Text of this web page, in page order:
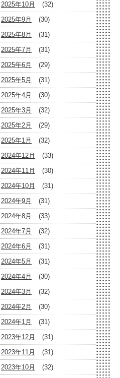
2025年10月
(32)
2025年9月
(30)
2025年8月
(31)
2025年7月
(31)
2025年6月
(29)
2025年5月
(31)
2025年4月
(30)
2025年3月
(32)
2025年2月
(29)
2025年1月
(32)
2024年12月
(33)
2024年11月
(30)
2024年10月
(31)
2024年9月
(31)
2024年8月
(33)
2024年7月
(32)
2024年6月
(31)
2024年5月
(31)
2024年4月
(30)
2024年3月
(32)
2024年2月
(30)
2024年1月
(31)
2023年12月
(31)
2023年11月
(31)
2023年10月
(32)